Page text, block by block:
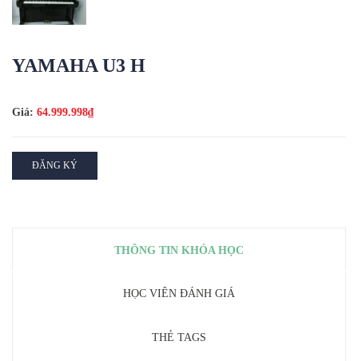
YAMAHA U3 H
Giá: 64.999.998₫
ĐĂNG KÝ
THÔNG TIN KHÓA HỌC
HỌC VIÊN ĐÁNH GIÁ
THẺ TAGS